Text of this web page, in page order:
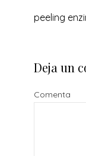
peeling
Deja un
Comenta